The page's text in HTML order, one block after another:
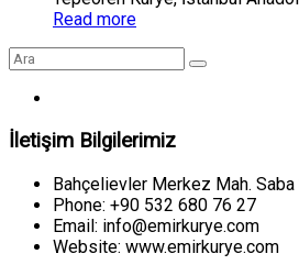
Read more
İletişim Bilgilerimiz
Bahçelievler Merkez Mah. Saba
Phone: +90 532 680 76 27
Email: info@emirkurye.com
Website: www.emirkurye.com